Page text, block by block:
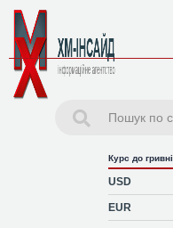
Курс до гривні
USD
EUR